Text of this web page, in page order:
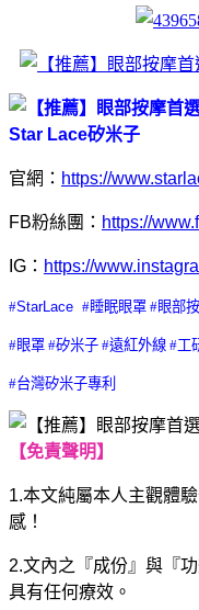
Star Lace矽米子
官網： https://
FB粉絲團： https://
IG ： https://
#StarLace #睡眠眼罩 #眼部
#眼罩 #矽米子 #遠紅外線 #工
#台灣矽米子專利
【免責聲明】
1.本文純屬本人主觀體
感！
2.文內之『成份』與『
具有任何療效。